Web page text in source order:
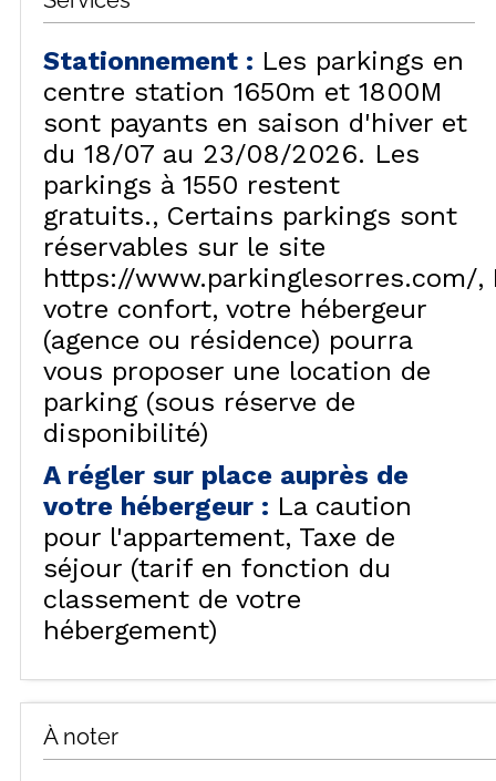
Stationnement : Les parkings en
centre station 1650m et 1800M
sont payants en saison d'hiver et
du 18/07 au 23/08/2026. Les
parkings à 1550 restent
gratuits.
Certains parkings sont
réservables sur le site
https://www.parkinglesorres.com/
votre confort, votre hébergeur
(agence ou résidence) pourra
vous proposer une location de
parking (sous réserve de
disponibilité)
A régler sur place auprès de
votre hébergeur : La caution
pour l'appartement Taxe de
séjour (tarif en fonction du
classement de votre
hébergement)
À noter